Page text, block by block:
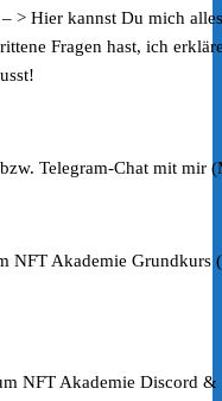
– > Hier kannst Du mich
Fragen hast, ich
Telegram-Chat mit mir
NFT Akademie Grundkurs
NFT Akademie Discord